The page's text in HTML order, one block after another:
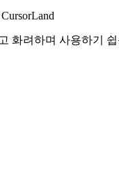
CursorLand
화려하며 사용하기